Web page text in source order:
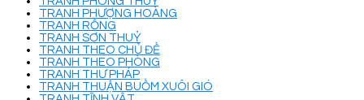
TRANH PHƯỢNG HOÀNG
TRANH RỒNG
TRANH SƠN THUỶ
TRANH THEO CHỦ ĐỀ
TRANH THEO PHÒNG
TRANH THƯ PHÁP
TRANH THUẬN BUỒM XUÔI GIÓ